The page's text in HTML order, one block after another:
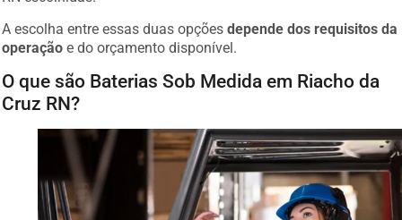
A escolha entre essas duas opções
depende dos requisitos da
operação
e do orçamento disponível.
O que são Baterias Sob Medida em Riacho da
Cruz RN?